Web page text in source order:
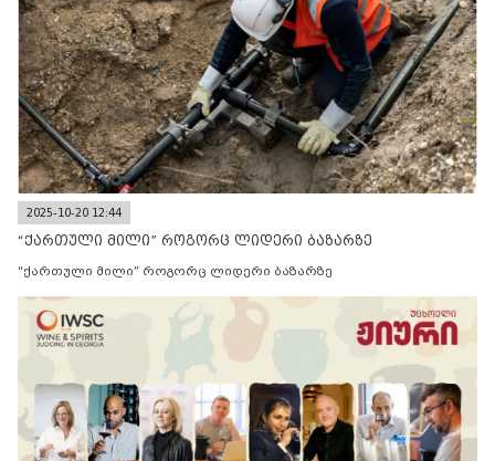
2025-10-20 12:44
“ქართული მილი” როგორც ლიდერი ბაზარზე
“ქართული მილი” როგორც ლიდერი ბაზარზე